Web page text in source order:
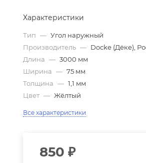
Характеристики
Тип — Угол наружный
Производитель — Docke (Дёке),
Длина — 3000 мм
Ширина — 75 мм
Толщина — 1,1 мм
Цвет — Жёлтый
Все характеристики
850 ₽